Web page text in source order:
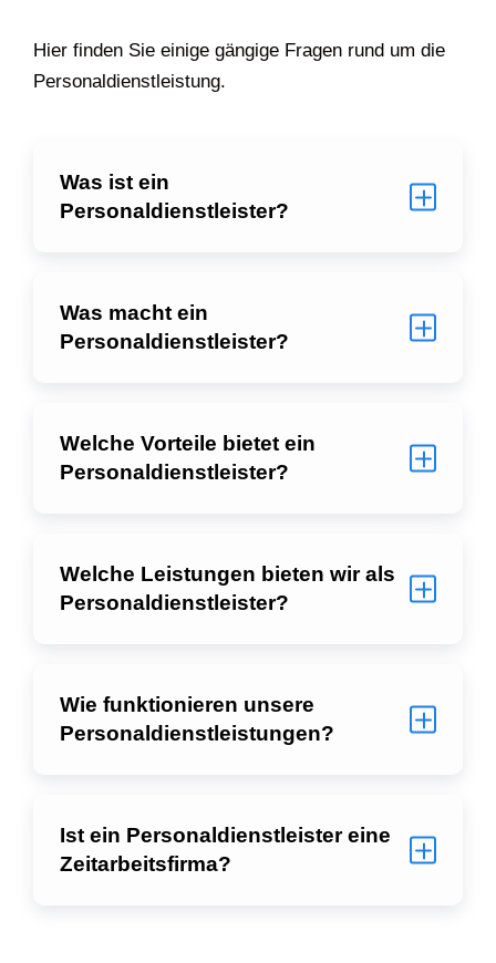
Hier finden Sie einige gängige Fragen rund um die
Personaldienstleistung.
Was ist ein
Personaldienstleister?
Was macht ein
Personaldienstleister?
Welche Vorteile bietet ein
Personaldienstleister?
Welche Leistungen bieten wir als
Personaldienstleister?
Wie funktionieren unsere
Personaldienstleistungen?
Ist ein Personaldienstleister eine
Zeitarbeitsfirma?